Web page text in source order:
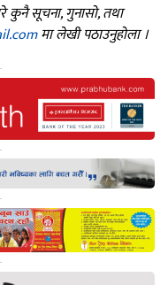
कुनै सूचना, गुनासो, तथा
मा लेखी पठाउनुहोला ।